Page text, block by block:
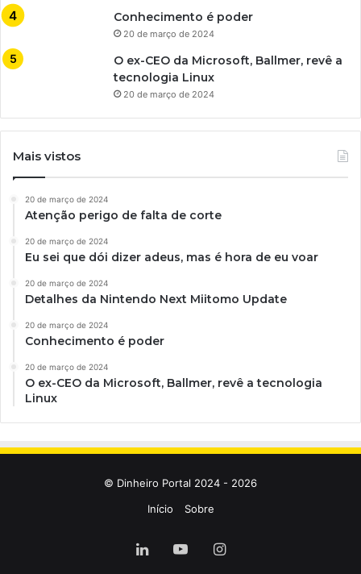
Conhecimento é poder
20 de março de 2024
O ex-CEO da Microsoft, Ballmer, revê a
tecnologia Linux
20 de março de 2024
Mais vistos
20 de março de 2024
Atenção perigo de falta de corte
20 de março de 2024
Eu sei que dói dizer adeus, mas é hora de eu voar
20 de março de 2024
Detalhes da Nintendo Next Miitomo Update
20 de março de 2024
Conhecimento é poder
20 de março de 2024
O ex-CEO da Microsoft, Ballmer, revê a tecnologia
Linux
© Dinheiro Portal 2024 - 2026
Início
Sobre
LinkedinYouTubeInstagram